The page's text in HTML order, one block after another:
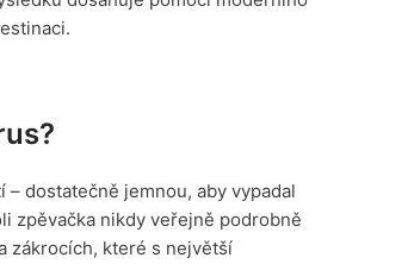
dostatečně jemnou, aby vypadal
zpěvačka nikdy veřejně podrobně
zákrocích, které s největší